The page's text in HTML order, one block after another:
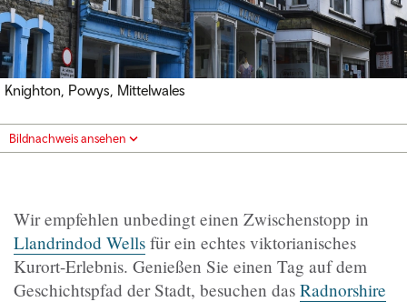
Knighton, Powys, Mittelwales
Bildnachweis ansehen
Wir empfehlen unbedingt einen Zwischenstopp in
Llandrindod Wells für ein echtes viktorianisches
Kurort-Erlebnis. Genießen Sie einen Tag auf dem
Geschichtspfad der Stadt, besuchen das Radnorshire